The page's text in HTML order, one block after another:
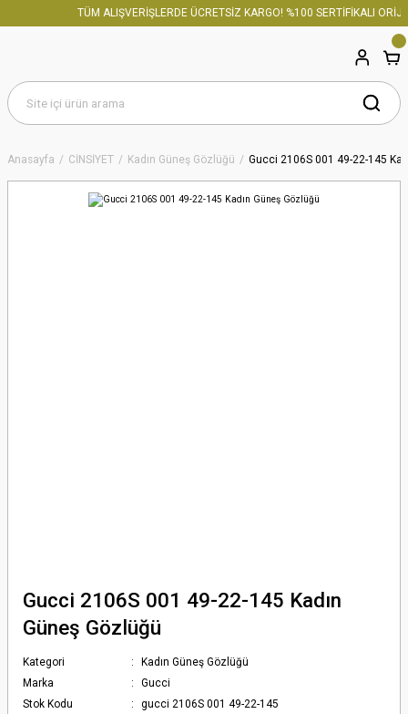
TÜM ALIŞVERİŞLERDE ÜCRETSİZ KARGO! %100 SERTİFİKALI
Anasayfa CİNSİYET Kadın Güneş Gözlüğü Gucci 2106S 001 49-22-145
Gucci 2106S 001 49-22-145 Kadın
Güneş Gözlüğü
Kategori
Kadın Güneş Gözlüğü
Marka
Gucci
Stok Kodu
gucci 2106S 001 49-22-145